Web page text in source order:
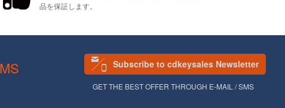
品を保証します。
Subscribe to cdkeysales Newsletter
GET THE BEST OFFER THROUGH E-MAIL / SMS